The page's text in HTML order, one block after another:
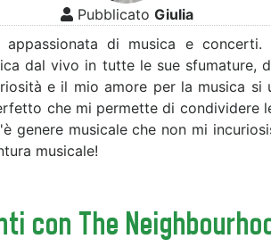
Pubblicato Giulia
appassionata di musica e
dal vivo in tutte le sue sfumature,
e il mio amore per la musica si
che mi permette di condividere
genere musicale che non mi
musicale!
con The